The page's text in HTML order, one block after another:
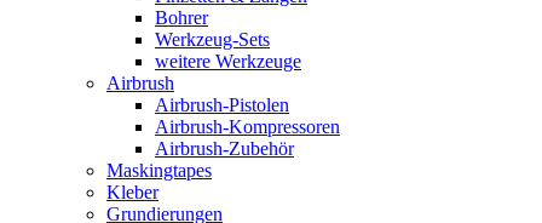
Bohrer
Werkzeug-Sets
weitere Werkzeuge
Airbrush
Airbrush-Pistolen
Airbrush-Kompressoren
Airbrush-Zubehör
Maskingtapes
Kleber
Grundierungen